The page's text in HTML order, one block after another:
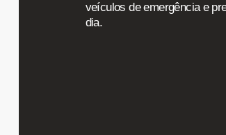
veículos de emergência e
dia.